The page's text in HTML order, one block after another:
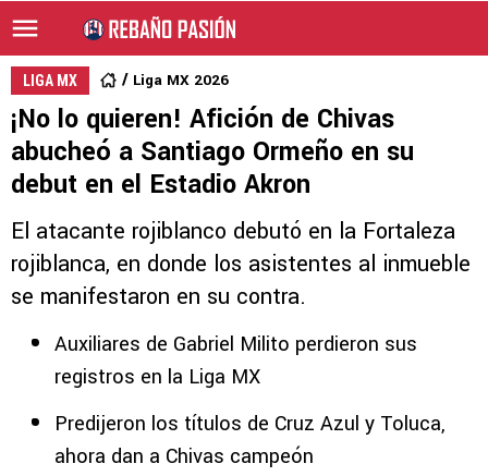
LIGA MX Liga MX 2026
¡No lo quieren! Afición de Chivas
abucheó a Santiago Ormeño en su
debut en el Estadio Akron
El atacante rojiblanco debutó en la Fortaleza
rojiblanca, en donde los asistentes al inmueble
se manifestaron en su contra.
Auxiliares de Gabriel Milito perdieron sus
registros en la Liga MX
Predijeron los títulos de Cruz Azul y Toluca,
ahora dan a Chivas campeón